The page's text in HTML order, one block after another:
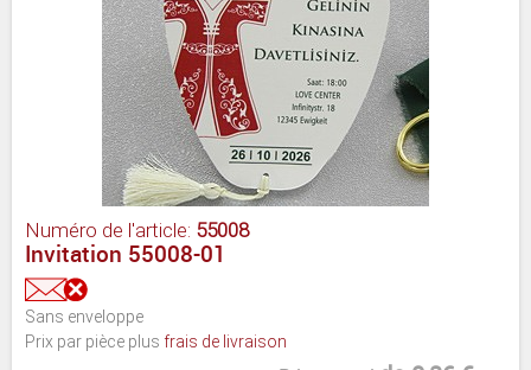
Numéro de l'article: 55008
Invitation 55008-01
Sans enveloppe
Prix par pièce plus frais de livraison